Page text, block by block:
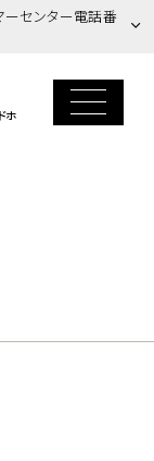
ーセンター電話番
ホ